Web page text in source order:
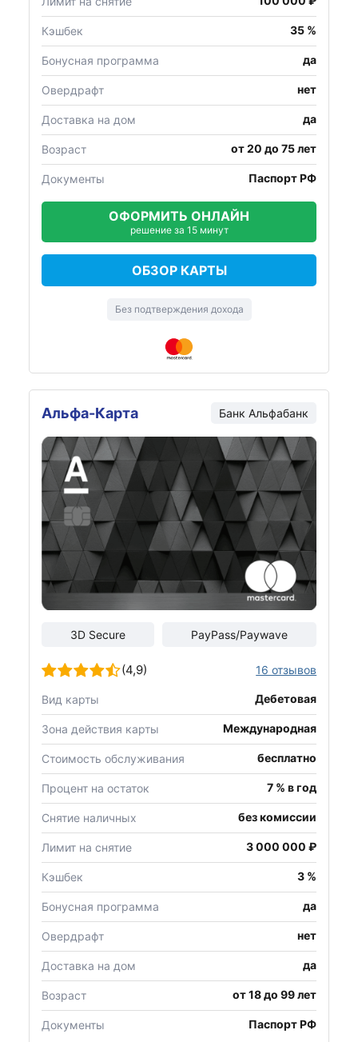
Кэшбек 35 %
Бонусная программа да
Овердрафт нет
Доставка на дом да
Возраст от 20 до 75 лет
Документы Паспорт РФ
ОФОРМИТЬ ОНЛАЙН
решение за 15 минут
ОБЗОР КАРТЫ
Без подтверждения дохода
Альфа-Карта Банк Альфабанк
3D Secure PayPass/Paywave
(4,9) 16 отзывов
Вид карты Дебетовая
Зона действия карты Международная
Стоимость обслуживания бесплатно
Процент на остаток 7 % в год
Снятие наличных без комиссии
Лимит на снятие 3 000 000 ₽
Кэшбек 3 %
Бонусная программа да
Овердрафт нет
Доставка на дом да
Возраст от 18 до 99 лет
Документы Паспорт РФ